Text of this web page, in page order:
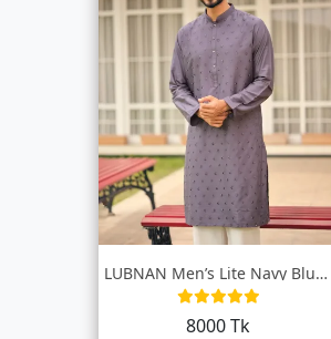
LUBNAN Men’s Lite Navy Blue Color Regula...
8000 Tk